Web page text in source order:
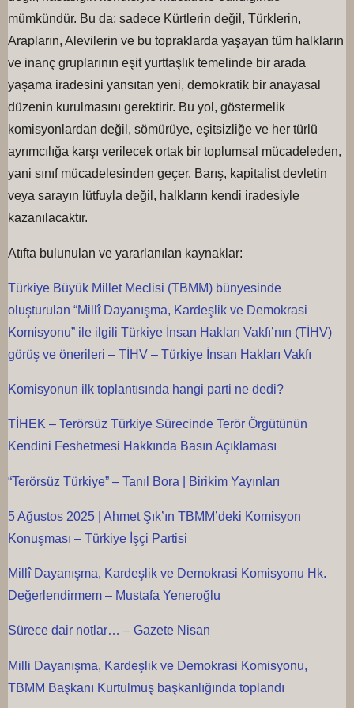
mümkündür. Bu da; sadece Kürtlerin değil, Türklerin,
Arapların, Alevilerin ve bu topraklarda yaşayan tüm halkların
ve inanç gruplarının eşit yurttaşlık temelinde bir arada
yaşama iradesini yansıtan yeni, demokratik bir anayasal
düzenin kurulmasını gerektirir. Bu yol, göstermelik
komisyonlardan değil, sömürüye, eşitsizliğe ve her türlü
ayrımcılığa karşı verilecek ortak bir toplumsal mücadeleden,
yani sınıf mücadelesinden geçer. Barış, kapitalist devletin
veya sarayın lütfuyla değil, halkların kendi iradesiyle
kazanılacaktır.
Atıfta bulunulan ve yararlanılan kaynaklar:
Türkiye Büyük Millet Meclisi (TBMM) bünyesinde
oluşturulan “Millî Dayanışma, Kardeşlik ve Demokrasi
Komisyonu” ile ilgili Türkiye İnsan Hakları Vakfı’nın (TİHV)
görüş ve önerileri – TİHV – Türkiye İnsan Hakları Vakfı
Komisyonun ilk toplantısında hangi parti ne dedi?
TİHEK – Terörsüz Türkiye Sürecinde Terör Örgütünün
Kendini Feshetmesi Hakkında Basın Açıklaması
“Terörsüz Türkiye” – Tanıl Bora | Birikim Yayınları
5 Ağustos 2025 | Ahmet Şık’ın TBMM’deki Komisyon
Konuşması – Türkiye İşçi Partisi
Millî Dayanışma, Kardeşlik ve Demokrasi Komisyonu Hk.
Değerlendirmem – Mustafa Yeneroğlu
Sürece dair notlar… – Gazete Nisan
Milli Dayanışma, Kardeşlik ve Demokrasi Komisyonu,
TBMM Başkanı Kurtulmuş başkanlığında toplandı